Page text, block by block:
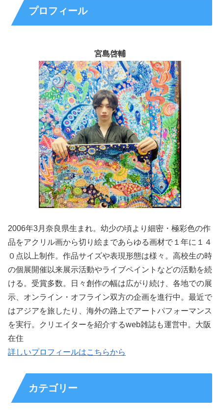
プロフィール
宮島啓輔
2006年3月奈良県生まれ。幼少の頃より細密・極彩色の作
品をアクリル画から切り絵まであらゆる画材で１年に１４
０点以上制作。作品サイズや表現形態は様々。高校生の時
の個展開催以来展示活動やライブペイントなどの活動を続
ける。受賞多数。日々創作の幅は広がり続け、各地での展
示、オンライン・オフライン双方の企画を進行中。最近で
はアジアを旅したり、海外の路上でアートパフォーマンス
を実行。クリエイターを紹介するweb雑誌も運営中。大阪
在住
詳しいプロフィールはこちらから
カテゴリー